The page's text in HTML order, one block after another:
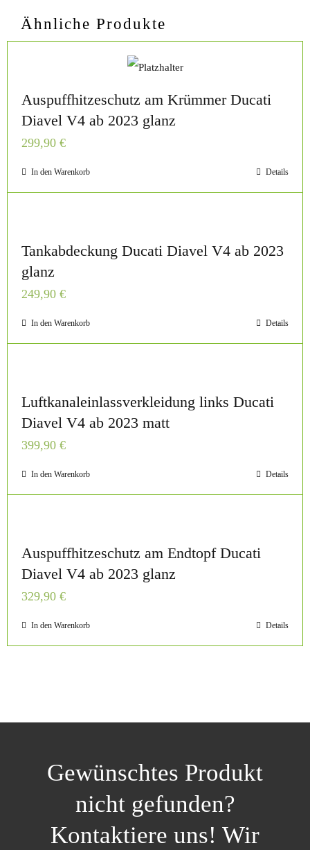
Ähnliche Produkte
Auspuffhitzeschutz am Krümmer Ducati
Diavel V4 ab 2023 glanz
299,90 €
In den Warenkorb Details
Tankabdeckung Ducati Diavel V4 ab 2023
glanz
249,90 €
In den Warenkorb Details
Luftkanaleinlassverkleidung links Ducati
Diavel V4 ab 2023 matt
399,90 €
In den Warenkorb Details
Auspuffhitzeschutz am Endtopf Ducati
Diavel V4 ab 2023 glanz
329,90 €
In den Warenkorb Details
Gewünschtes Produkt
nicht gefunden?
Kontaktiere uns! Wir